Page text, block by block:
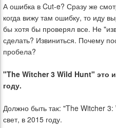
А ошибка в Cut-e? Сразу же
когда вижу там ошибку, то иду
бы хотя бы проверял все. Не
сделать? Извиниться. Почему
пробела?
"The Witcher 3 Wild Hunt" это
году.
Должно быть так: "The Witcher
свет, в 2015 году.